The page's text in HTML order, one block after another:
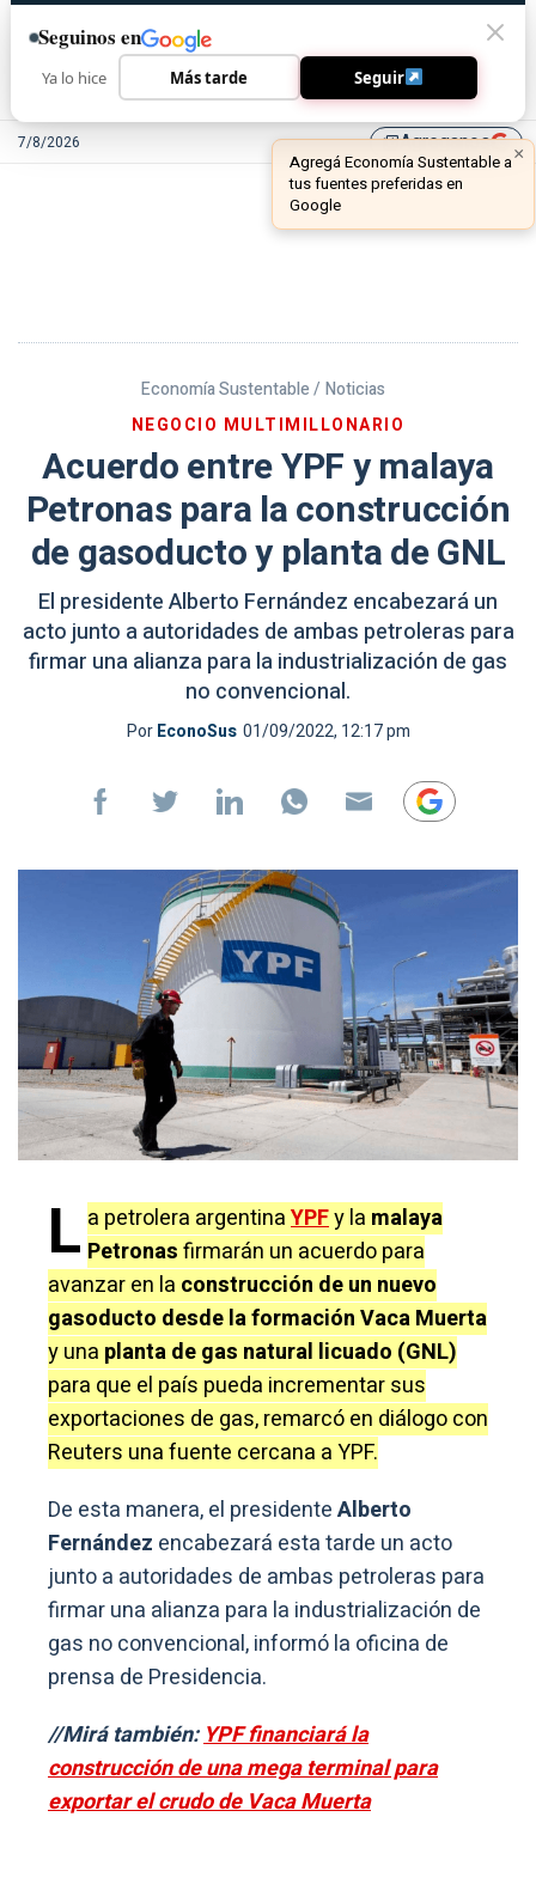
7/8/2026 library_addAgreganos
Economía Sustentable / Noticias
NEGOCIO MULTIMILLONARIO
Acuerdo entre YPF y malaya
Petronas para la construcción
de gasoducto y planta de GNL
El presidente Alberto Fernández encabezará un
acto junto a autoridades de ambas petroleras para
firmar una alianza para la industrialización de gas
no convencional.
PorEconoSus 01/09/2022, 12:17 pm
L a petrolera argentinaYPFy la malaya
Petronasfirmarán un acuerdo para
avanzar en la construcción de un nuevo
gasoducto desde la formación Vaca Muerta
y una planta de gas natural licuado (GNL)
para que el país pueda incrementar sus
exportaciones de gas, remarcó en diálogo con
Reuters una fuente cercana a YPF.
De esta manera, el presidenteAlberto
Fernández encabezará esta tarde un acto
junto a autoridades de ambas petroleras para
firmar una alianza para la industrialización de
gas no convencional, informó la oficina de
prensa de Presidencia.
//Mirá también:YPF financiará la
construcción de una mega terminal para
exportar el crudo de Vaca Muerta
Seguinos en
Ya lo hice Más tarde Seguir